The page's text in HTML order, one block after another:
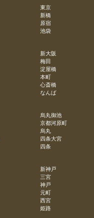
東京
新橋
原宿
池袋
新大阪
梅田
淀屋橋
本町
心斎橋
なんば
烏丸御池
京都河原町
烏丸
四条大宮
四条
新神戸
三宮
神戸
元町
西宮
姫路